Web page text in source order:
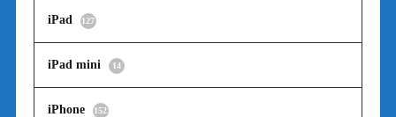
iPad 127
iPad mini 14
iPhone 152